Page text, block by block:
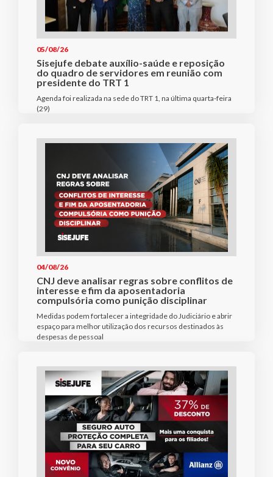
05/08/26
Sisejufe debate auxílio-saúde e reposição
do quadro de servidores em reunião com
presidente do TRT 1
Agenda foi realizada na sede do TRT 1, na última quarta-feira
(29)
04/08/26
CNJ deve analisar regras sobre conflitos de
interesse e fim da aposentadoria
compulsória como punição disciplinar
Medidas podem fortalecer a integridade do Judiciário e abrir
espaço para melhor utilização dos recursos destinados às
despesas de pessoal